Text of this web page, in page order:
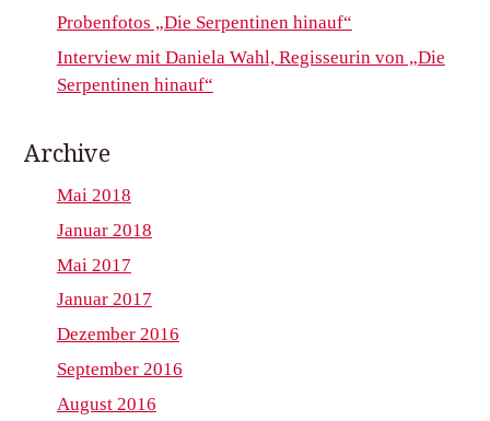
Probenfotos „Die Serpentinen hinauf“
Interview mit Daniela Wahl, Regisseurin von „Die
Serpentinen hinauf“
Archive
Mai 2018
Januar 2018
Mai 2017
Januar 2017
Dezember 2016
September 2016
August 2016